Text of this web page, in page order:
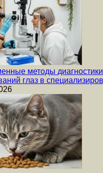
методы
глаз в